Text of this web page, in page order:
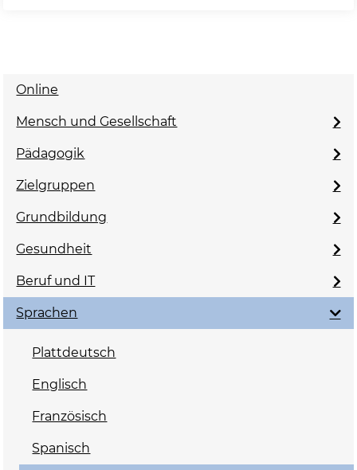
Online
Mensch und Gesellschaft
Pädagogik
Zielgruppen
Grundbildung
Gesundheit
Beruf und IT
Sprachen
Plattdeutsch
Englisch
Französisch
Spanisch